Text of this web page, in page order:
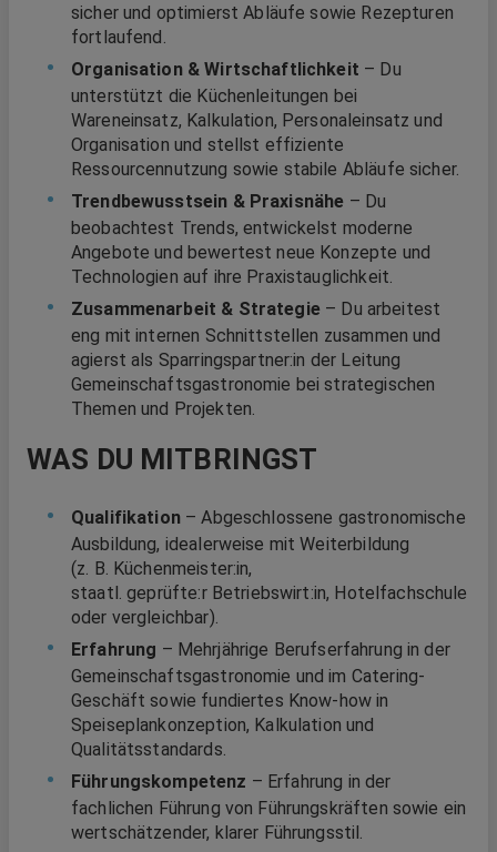
sicher und optimierst Abläufe sowie Rezepturen
fortlaufend.
Organisation & Wirtschaftlichkeit – Du
unterstützt die Küchenleitungen bei
Wareneinsatz, Kalkulation, Personaleinsatz und
Organisation und stellst effiziente
Ressourcennutzung sowie stabile Abläufe sicher.
Trendbewusstsein & Praxisnähe – Du
beobachtest Trends, entwickelst moderne
Angebote und bewertest neue Konzepte und
Technologien auf ihre Praxistauglichkeit.
Zusammenarbeit & Strategie– Du arbeitest
eng mit internen Schnittstellen zusammen und
agierst als Sparringspartner:in der Leitung
Gemeinschaftsgastronomie bei strategischen
Themen und Projekten.
WAS DU MITBRINGST
Qualifikation– Abgeschlossene gastronomische
Ausbildung, idealerweise mit Weiterbildung
(z. B. Küchenmeister:in,
staatl. geprüfte:r Betriebswirt:in, Hotelfachschule
oder vergleichbar).
Erfahrung – Mehrjährige Berufserfahrung in der
Gemeinschaftsgastronomie und im Catering-
Geschäft sowie fundiertes Know-how in
Speiseplankonzeption, Kalkulation und
Qualitätsstandards.
Führungskompetenz – Erfahrung in der
fachlichen Führung von Führungskräften sowie ein
wertschätzender, klarer Führungsstil.